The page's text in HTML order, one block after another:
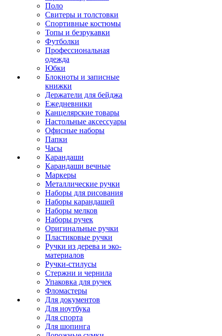
Поло
Свитеры и толстовки
Спортивные костюмы
Топы и безрукавки
Футболки
Профессиональная
одежда
Юбки
Блокноты и записные
книжки
Держатели для бейджа
Ежедневники
Канцелярские товары
Настольные аксессуары
Офисные наборы
Папки
Часы
Карандаши
Карандаши вечные
Маркеры
Металлические ручки
Наборы для рисования
Наборы карандашей
Наборы мелков
Наборы ручек
Оригинальные ручки
Пластиковые ручки
Ручки из дерева и эко-
материалов
Ручки-стилусы
Стержни и чернила
Упаковка для ручек
Фломастеры
Для документов
Для ноутбука
Для спорта
Для шопинга